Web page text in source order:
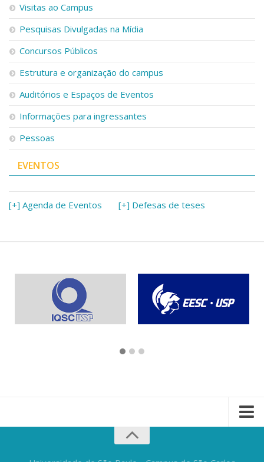
Visitas ao Campus
Pesquisas Divulgadas na Mídia
Concursos Públicos
Estrutura e organização do campus
Auditórios e Espaços de Eventos
Informações para ingressantes
Pessoas
EVENTOS
[+] Agenda de Eventos [+] Defesas de teses